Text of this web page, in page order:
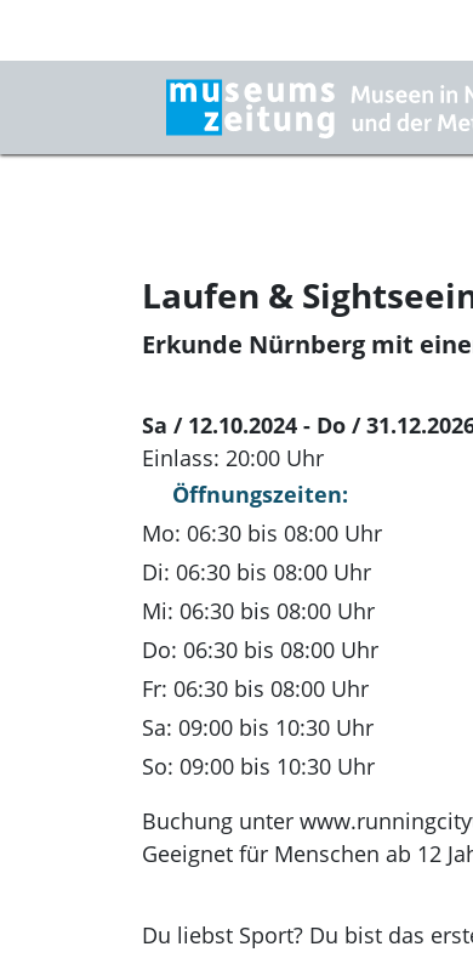
Laufen &
Erkunde Nürnberg mit
Sa / 12.10.2024 - Do /
Einlass: 20:00 Uhr
Öffnungszeiten:
Mo: 06:30 bis 08:00 Uhr
Di: 06:30 bis 08:00 Uhr
Mi: 06:30 bis 08:00 Uhr
Do: 06:30 bis 08:00 Uhr
Fr: 06:30 bis 08:00 Uhr
Sa: 09:00 bis 10:30 Uhr
So: 09:00 bis 10:30 Uhr
Buchung unter
Geeignet für Menschen ab 12
Du liebst Sport? Du bist das